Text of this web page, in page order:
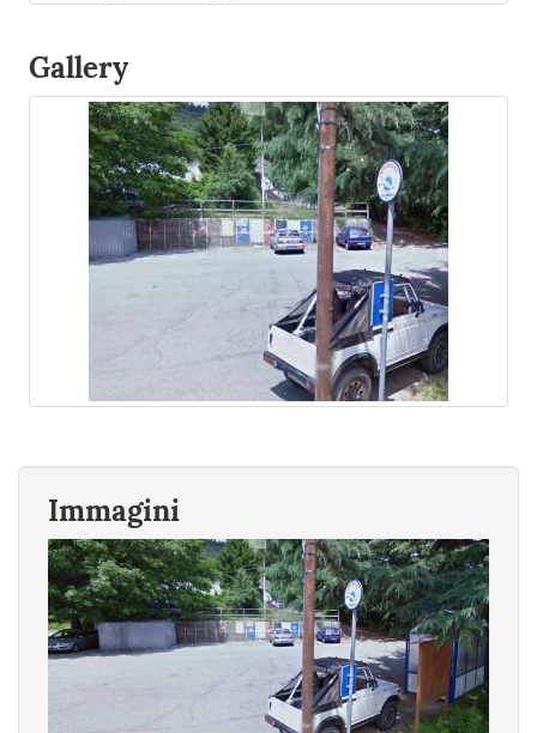
Gallery
Immagini